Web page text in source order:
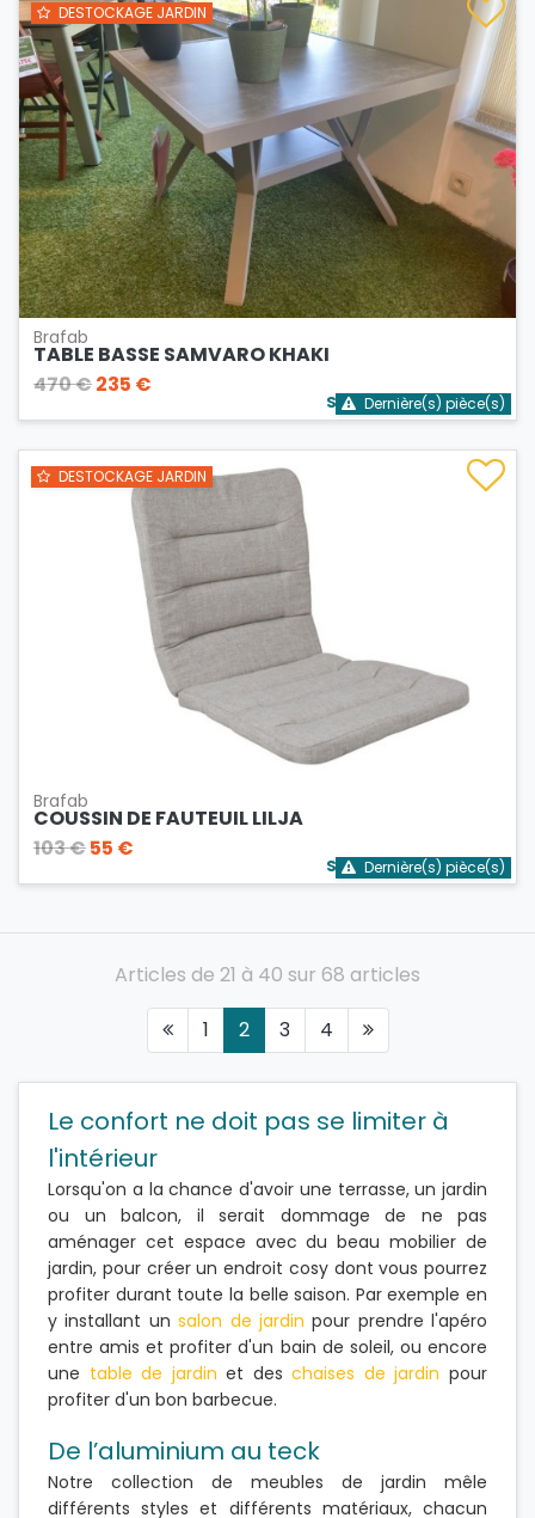
DESTOCKAGE JARDIN
Brafab
TABLE BASSE SAMVARO KHAKI
470 €235 €
Stock bientôt épuisé
Dernière(s) pièce(s)
DESTOCKAGE JARDIN
Brafab
COUSSIN DE FAUTEUIL LILJA
103 €55 €
Stock bientôt épuisé
Dernière(s) pièce(s)
Articles de 21 à 40 sur 68 articles
1
2 3 4
Le confort ne doit pas se limiter à
l'intérieur
Lorsqu'on a la chance d'avoir une terrasse, un jardin
ou un balcon, il serait dommage de ne pas
aménager cet espace avec du beau mobilier de
jardin, pour créer un endroit cosy dont vous pourrez
profiter durant toute la belle saison. Par exemple en
y installant unsalon de jardin pour prendre l'apéro
entre amis et profiter d'un bain de soleil, ou encore
une table de jardin et deschaises de jardin pour
profiter d'un bon barbecue.
De l’aluminium au teck
Notre collection de meubles de jardin mêle
différents styles et différents matériaux, chacun